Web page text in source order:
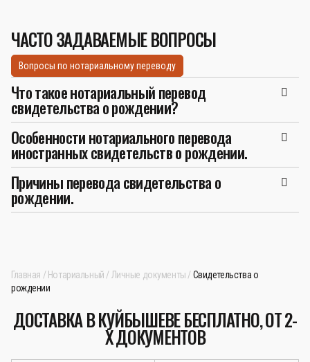
ЧАСТО ЗАДАВАЕМЫЕ ВОПРОСЫ
Вопросы по нотариальному переводу
Что такое нотариальный перевод
свидетельства о рождении?
Особенности нотариального перевода
иностранных свидетельств о рождении.
Причины перевода свидетельства о
рождении.
Главная Нотариальный Личные документы
Свидетельства о
рождении
ДОСТАВКА В КУЙБЫШЕВЕ БЕСПЛАТНО, ОТ 2-
Х ДОКУМЕНТОВ